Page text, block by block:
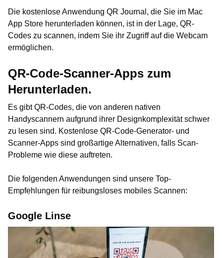
Die kostenlose Anwendung QR Journal, die Sie im Mac
App Store herunterladen können, ist in der Lage, QR-
Codes zu scannen, indem Sie ihr Zugriff auf die Webcam
ermöglichen.
QR-Code-Scanner-Apps zum
Herunterladen.
Es gibt QR-Codes, die von anderen nativen
Handyscannern aufgrund ihrer Designkomplexität schwer
zu lesen sind. Kostenlose QR-Code-Generator- und
Scanner-Apps sind großartige Alternativen, falls Scan-
Probleme wie diese auftreten.
Die folgenden Anwendungen sind unsere Top-
Empfehlungen für reibungsloses mobiles Scannen:
Google Linse